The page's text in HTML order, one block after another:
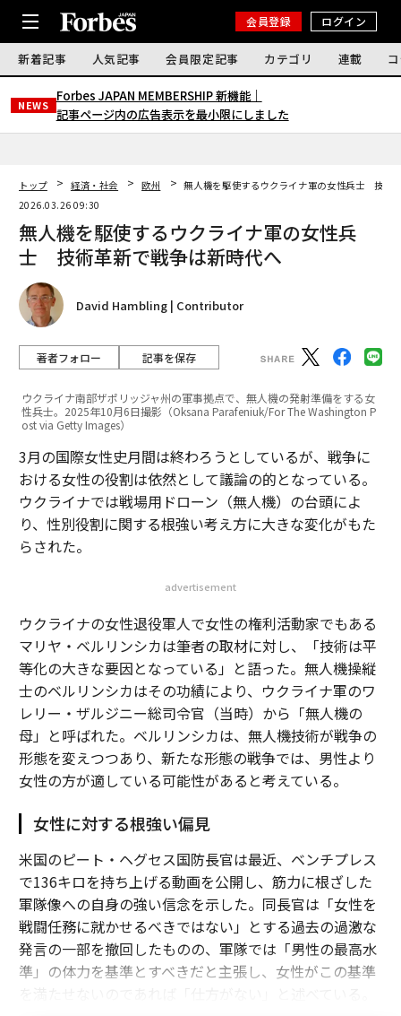
会員登録 ログイン
新着記事 人気記事 会員限定記事 カテゴリ 連載
NEWS
Forbes JAPAN MEMBERSHIP 新機能｜
記事ページ内の広告表示を最小限にしました
トップ 経済・社会 欧州
無人機を駆使するウクライナ軍の女性兵士 技術
2026.03.26 09:30
無人機を駆使するウクライナ軍の女性兵
士 技術革新で戦争は新時代へ
David Hambling | Contributor
著者フォロー 記事を保存
ウクライナ南部ザポリッジャ州の軍事拠点で、無人機の発射準備をする女
性兵士。2025年10月6日撮影（Oksana Parafeniuk/For The Washington P
ost via Getty Images）
3月の国際女性史月間は終わろうとしているが、戦争に
おける女性の役割は依然として議論の的となっている。
ウクライナでは戦場用ドローン（無人機）の台頭によ
り、性別役割に関する根強い考え方に大きな変化がもた
らされた。
advertisement
ウクライナの女性退役軍人で女性の権利活動家でもある
マリヤ・ベルリンシカは筆者の取材に対し、「技術は平
等化の大きな要因となっている」と語った。無人機操縦
士のベルリンシカはその功績により、ウクライナ軍のワ
レリー・ザルジニー総司令官（当時）から「無人機の
母」と呼ばれた。ベルリンシカは、無人機技術が戦争の
形態を変えつつあり、新たな形態の戦争では、男性より
女性の方が適している可能性があると考えている。
女性に対する根強い偏見
米国のピート・ヘグセス国防長官は最近、ベンチプレス
で136キロを持ち上げる動画を公開し、筋力に根ざした
軍隊像への自身の強い信念を示した。同長官は「女性を
戦闘任務に就かせるべきではない」とする過去の過激な
発言の一部を撤回したものの、軍隊では「男性の最高水
準」の体力を基準とすべきだと主張し、女性がこの基準